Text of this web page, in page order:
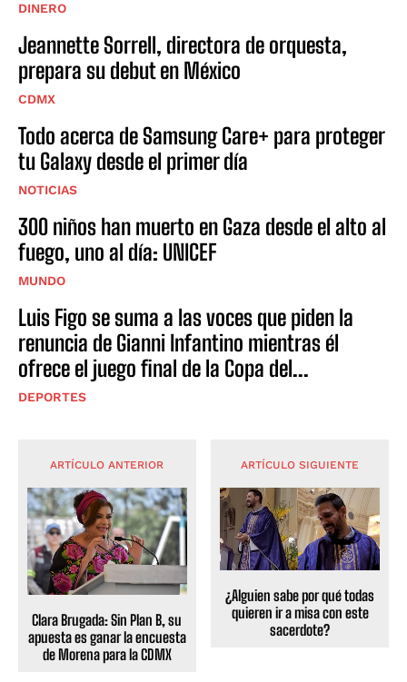
DINERO
Jeannette Sorrell, directora de orquesta,
prepara su debut en México
CDMX
Todo acerca de Samsung Care+ para proteger
tu Galaxy desde el primer día
NOTICIAS
300 niños han muerto en Gaza desde el alto al
fuego, uno al día: UNICEF
MUNDO
Luis Figo se suma a las voces que piden la
renuncia de Gianni Infantino mientras él
ofrece el juego final de la Copa del...
DEPORTES
ARTÍCULO ANTERIOR
Clara Brugada: Sin Plan B, su
apuesta es ganar la encuesta
de Morena para la CDMX
ARTÍCULO SIGUIENTE
¿Alguien sabe por qué todas
quieren ir a misa con este
sacerdote?